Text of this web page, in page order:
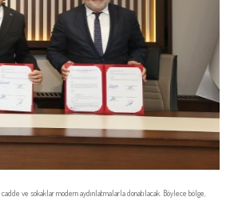
ve sokaklar modern aydınlatmalarla donatılacak. Böylece bölge,